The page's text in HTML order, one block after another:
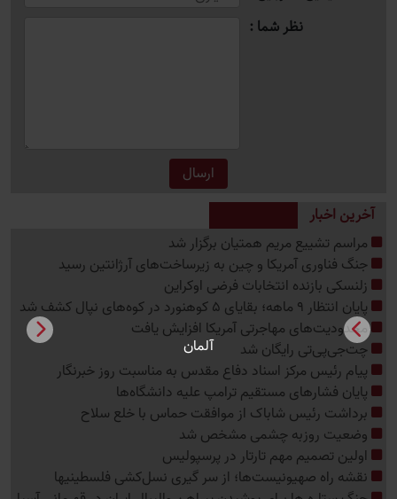
نظر شما
آلمان
آخرین اخبار
مراسم تشییع مریم همتیان برگزار شد
جنگ فناوری آمریکا و چین به زیرساخت‌های آرژانتین رسید
زلنسکی بازنده انتخابات فرضی اوکراین
پایان انتظار 9 ماهه؛ بقایای 5 کوهنورد در کوه‌های نپال کشف شد
محدودیت‌های مهاجرتی آمریکا افزایش یافت
چت‌جی‌پی‌تی رایگان شد
پیام رئیس مرکز اسناد دفاع مقدس به مناسبت روز خبرنگار
پایان فشارهای مستقیم ترامپ علیه دانشگاه‌ها
برداشت رئیس شاباک از موافقت حماس با خلع سلاح
وضعیت روزبه چشمی مشخص شد
اولین تصمیم مهم تارتار در پرسپولیس
نقشه راه صهیونیست‌ها؛ از سر گیری نسل‌کشی فلسطینی‍ها